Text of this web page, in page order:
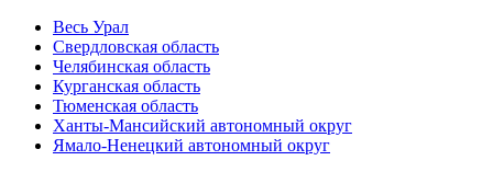
Весь Урал
Свердловская область
Челябинская область
Курганская область
Тюменская область
Ханты-Мансийский автономный округ
Ямало-Ненецкий автономный округ